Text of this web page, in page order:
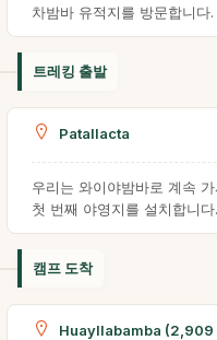
차밤바 유적지를 방문합니다.
트레킹 출발
Patallacta
우리는 와이야밤바로 계속 가
첫 번째 야영지를 설치합니다.
캠프 도착
Huayllabamba (2,909